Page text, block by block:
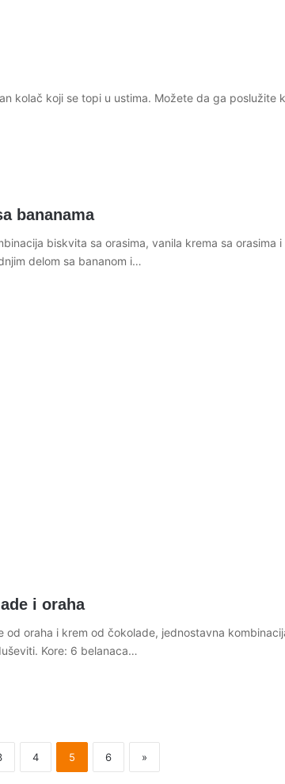
kolač koji se topi u ustima. Možete da ga poslužite
bananama
biskvita sa orasima, vanila krema sa orasima i
delom sa bananom i…
i oraha
od oraha i krem od čokolade, jednostavna
Kore: 6 belanaca…
4 5 6 »